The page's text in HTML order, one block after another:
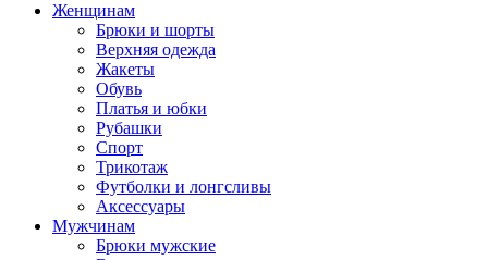
Женщинам
Брюки и шорты
Верхняя одежда
Жакеты
Обувь
Платья и юбки
Рубашки
Спорт
Трикотаж
Футболки и лонгсливы
Аксессуары
Мужчинам
Брюки мужские